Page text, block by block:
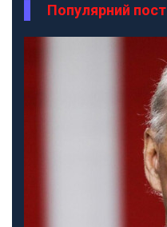
Популярний пост